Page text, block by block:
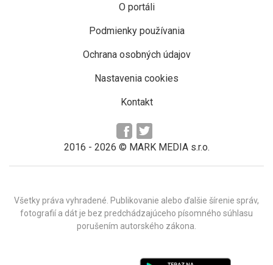
O portáli
Podmienky používania
Ochrana osobných údajov
Nastavenia cookies
Kontakt
2016 - 2026 © MARK MEDIA s.r.o.
Všetky práva vyhradené. Publikovanie alebo ďalšie šírenie správ,
fotografií a dát je bez predchádzajúceho písomného súhlasu
porušením autorského zákona.